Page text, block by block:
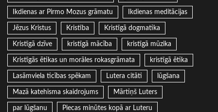
Ikdienas ar Pirmo Mozus grāmatu Ikdienas meditācijas
Jēzus Kristus Kristība Kristīgā dogmatika
Kristīgā dzīve kristīgā mācība kristīgā mūzika
Kristīgās ētikas un morāles rokasgrāmata kristīgā ētika
Lasāmviela ticības spēkam Lutera citāti lūgšana
Mazā katehisma skaidrojums Mārtiņš Luters
par lūgšanu Piecas minūtes kopā ar Luteru